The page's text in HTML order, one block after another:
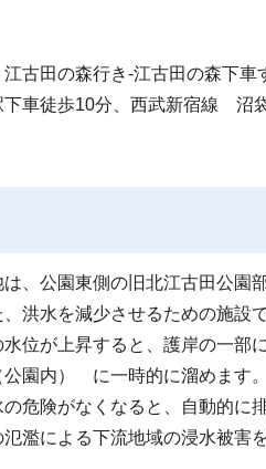
田の森行き-江古田の森下車
車徒歩10分、西武新宿線 沼
、公園東側の旧北江古田公園
洪水を減少させるための施設で
位が上昇すると、護岸の一部
園内） に一時的に溜めます。
危険がなくなると、自動的に
濫による下流地域の浸水被害を